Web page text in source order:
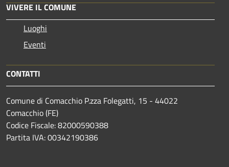
VIVERE IL COMUNE
Luoghi
Eventi
CONTATTI
Comune di Comacchio P.zza Folegatti, 15 - 44022
Comacchio (FE)
Codice Fiscale: 82000590388
Partita IVA: 00342190386